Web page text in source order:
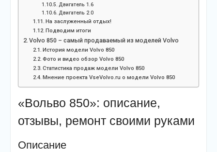
Двигатель 1.6
Двигатель 2.0
На заслуженный отдых!
Подводим итоги
Volvo 850 – самый продаваемый из моделей Volvo
История модели Volvo 850
Фото и видео обзор Volvo 850
Статистика продаж модели Volvo 850
Мнение проекта VseVolvo.ru о модели Volvo 850
«Вольво 850»: описание,
отзывы, ремонт своими руками
Описание